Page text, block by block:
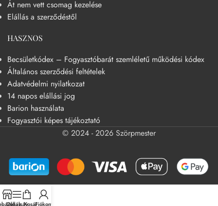
Át nem vett csomag kezelése
Elállás a szerződéstől
HASZNOS
Becsületkódex – Fogyasztóbarát szemléletű működési kódex
Általános szerződési feltételek
Adatvédelmi nyilatkozat
14 napos elállási jog
Barion használata
Fogyasztói képes tájékoztató
© 2024 - 2026 Szörpmester
OldalsávKosárFiókom